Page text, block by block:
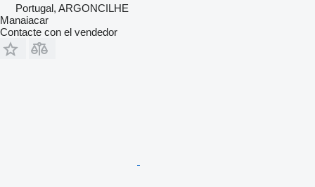
Portugal, ARGONCILHE
Manaiacar
Contacte con el vendedor